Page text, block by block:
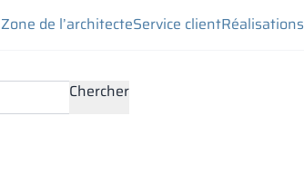
Zone de l’architecteService clientRéalisations
Chercher